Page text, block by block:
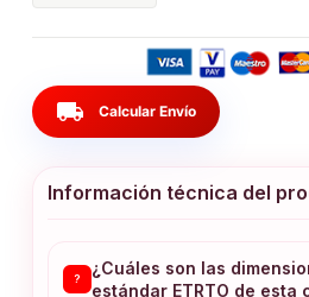
local_shipping Calcular Envío
Información técnica del
?
¿Cuáles son las
estándar ETRTO de esta